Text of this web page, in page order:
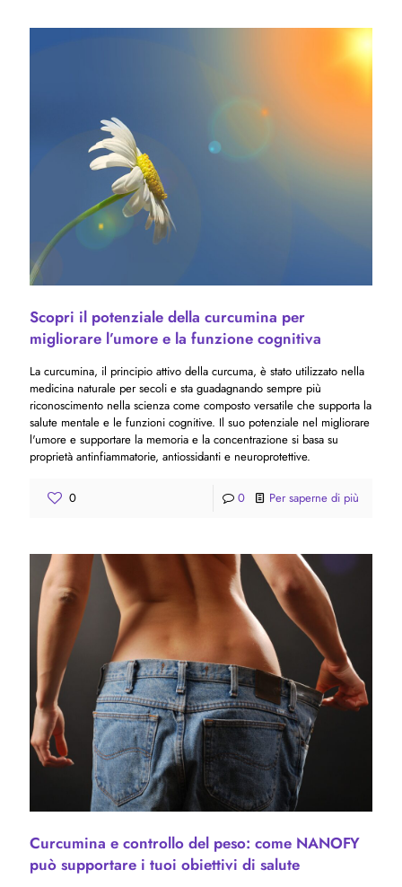
Scopri il potenziale della curcumina per
migliorare l’umore e la funzione cognitiva
La curcumina, il principio attivo della curcuma, è stato utilizzato nella
medicina naturale per secoli e sta guadagnando sempre più
riconoscimento nella scienza come composto versatile che supporta la
salute mentale e le funzioni cognitive. Il suo potenziale nel migliorare
l'umore e supportare la memoria e la concentrazione si basa su
proprietà antinfiammatorie, antiossidanti e neuroprotettive.
0 0 Per saperne di più
Curcumina e controllo del peso: come NANOFY
può supportare i tuoi obiettivi di salute